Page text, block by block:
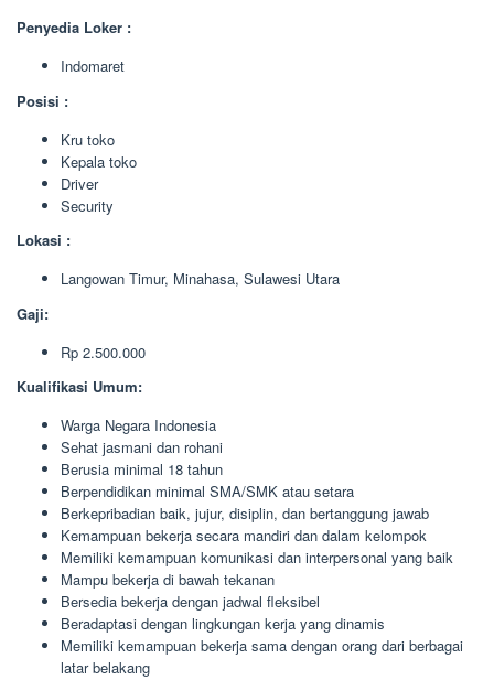
Penyedia Loker :
Indomaret
Posisi :
Kru toko
Kepala toko
Driver
Security
Lokasi :
Langowan Timur, Minahasa, Sulawesi Utara
Gaji:
Rp 2.500.000
Kualifikasi Umum:
Warga Negara Indonesia
Sehat jasmani dan rohani
Berusia minimal 18 tahun
Berpendidikan minimal SMA/SMK atau setara
Berkepribadian baik, jujur, disiplin, dan bertanggung jawab
Kemampuan bekerja secara mandiri dan dalam kelompok
Memiliki kemampuan komunikasi dan interpersonal yang baik
Mampu bekerja di bawah tekanan
Bersedia bekerja dengan jadwal fleksibel
Beradaptasi dengan lingkungan kerja yang dinamis
Memiliki kemampuan bekerja sama dengan orang dari berbagai
latar belakang